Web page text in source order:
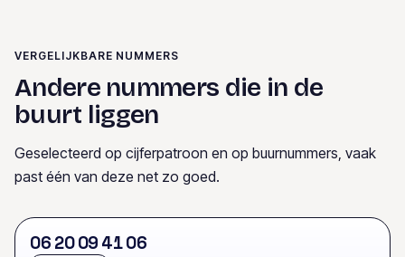
VERGELIJKBARE NUMMERS
Andere nummers die in de
buurt liggen
Geselecteerd op cijferpatroon en op buurnummers, vaak
past één van deze net zo goed.
06 2009 4106